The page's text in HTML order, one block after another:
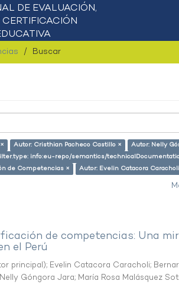
Buscar
Autor: Cristhian Pacheco Castillo ×
Autor: Nelly
info:eu-repo/semantics/
de Competencias × Autor: Evelin Catacora
de competencias: Una
el Perú
principal); Evelin Catacora Caracholi;
Nelly Góngora Jara; María Rosa Malásquez